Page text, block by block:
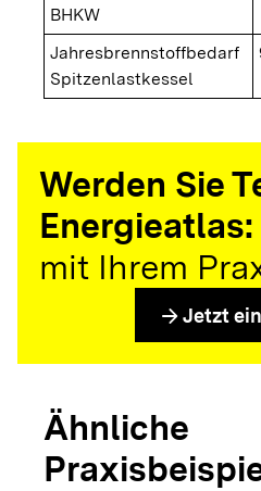
BHKW
Jahresbrennstoffbedarf
Spitzenlastkessel
Werden Sie
Energieatlas:
mit Ihrem
arrow_forward Jetzt
Ähnliche